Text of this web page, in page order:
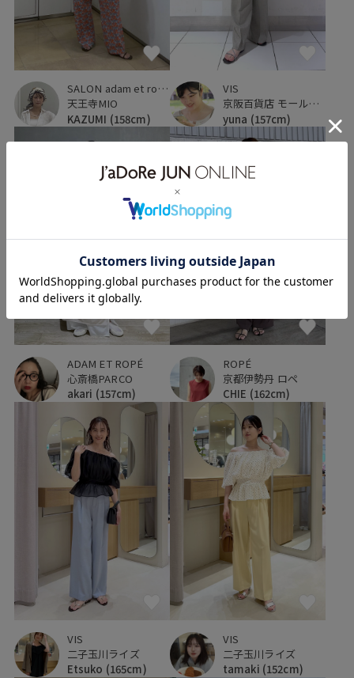
SALON adam et ropé
天王寺MIO
KAZUMI (158cm)
VIS
京阪百貨店 モール京橋店
yuna (157cm)
ADAM ET ROPÉ
心斎橋PARCO
akari (157cm)
ROPÉ
京都伊勢丹 ロペ
CHIE (162cm)
VIS
二子玉川ライズ
Etsuko (165cm)
VIS
二子玉川ライズ
tamaki (152cm)